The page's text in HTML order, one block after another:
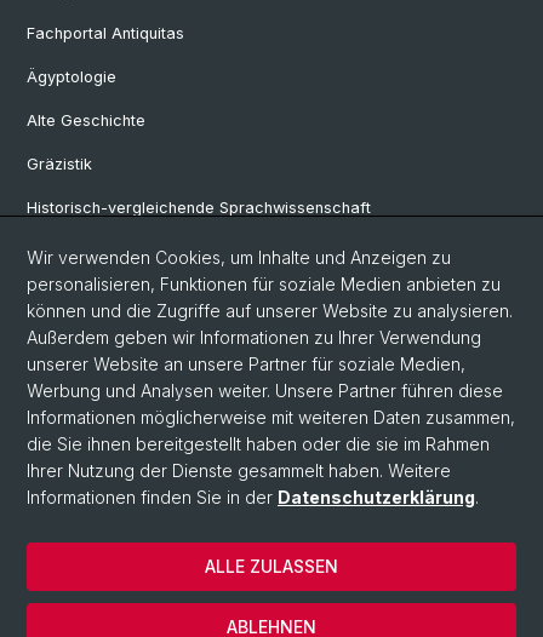
Fachportal Antiquitas
Ägyptologie
Alte Geschichte
Gräzistik
Historisch-vergleichende Sprachwissenschaft
Klassische Archäologie
Latinistik
Ur- und Frühgeschichtliche und Provinzialrömische Archäologie
Vindonissa-Professur
© Universität Basel
Philosophisch-Historische Fakultät
Home
Datenschutzerklärung
Wir verwenden Cookies, um Inhalte und Anzeigen zu
personalisieren, Funktionen für soziale Medien anbieten zu
können und die Zugriffe auf unserer Website zu analysieren.
Außerdem geben wir Informationen zu Ihrer Verwendung
unserer Website an unsere Partner für soziale Medien,
Werbung und Analysen weiter. Unsere Partner führen diese
Informationen möglicherweise mit weiteren Daten zusammen,
die Sie ihnen bereitgestellt haben oder die sie im Rahmen
Ihrer Nutzung der Dienste gesammelt haben. Weitere
Informationen finden Sie in der Datenschutzerklärung.
ABLEHNEN
ALLE ZULASSEN